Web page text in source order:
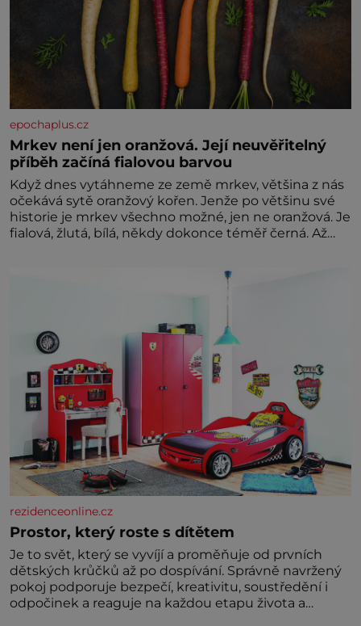
epochaplus.cz
Mrkev není jen oranžová. Její neuvěřitelný
příběh začíná fialovou barvou
Když dnes vytáhneme ze země mrkev, většina z nás
očekává sytě oranžový kořen. Jenže po většinu své
historie je mrkev všechno možné, jen ne oranžová. Je
fialová, žlutá, bílá, někdy dokonce téměř černá. Až
nedokážeme představit. Její příběh je
rezidenceonline.cz
Prostor, který roste s dítětem
Je to svět, který se vyvíjí a proměňuje od prvních
dětských krůčků až po dospívání. Správně navržený
pokoj podporuje bezpečí, kreativitu, soustředění i
odpočinek a reaguje na každou etapu života a